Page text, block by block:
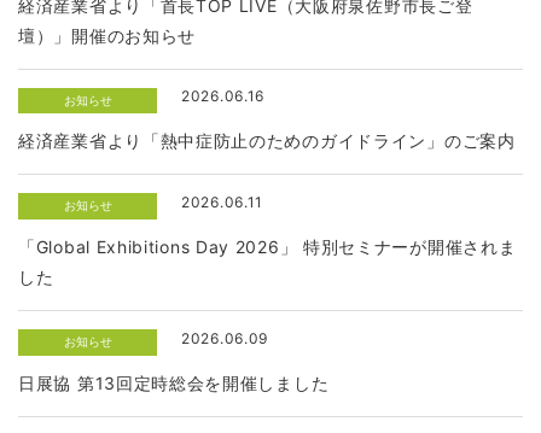
経済産業省より「首長TOP LIVE（大阪府泉佐野市長ご登
壇）」開催のお知らせ
お知らせ 2026.06.16
経済産業省より「熱中症防止のためのガイドライン」のご案内
お知らせ 2026.06.11
「Global Exhibitions Day 2026」 特別セミナーが開催されま
した
お知らせ 2026.06.09
日展協 第13回定時総会を開催しました